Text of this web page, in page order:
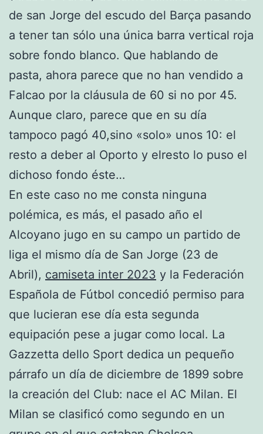
de san Jorge del escudo del Barça pasando
a tener tan sólo una única barra vertical roja
sobre fondo blanco. Que hablando de
pasta, ahora parece que no han vendido a
Falcao por la cláusula de 60 si no por 45.
Aunque claro, parece que en su día
tampoco pagó 40,sino «solo» unos 10: el
resto a deber al Oporto y elresto lo puso el
dichoso fondo éste…
En este caso no me consta ninguna
polémica, es más, el pasado año el
Alcoyano jugo en su campo un partido de
liga el mismo día de San Jorge (23 de
Abril), camiseta inter 2023 y la Federación
Española de Fútbol concedió permiso para
que lucieran ese día esta segunda
equipación pese a jugar como local. La
Gazzetta dello Sport dedica un pequeño
párrafo un día de diciembre de 1899 sobre
la creación del Club: nace el AC Milan. El
Milan se clasificó como segundo en un